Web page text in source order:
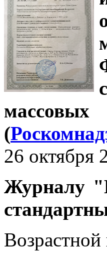
(
26 октября
Журналу
Возрастной